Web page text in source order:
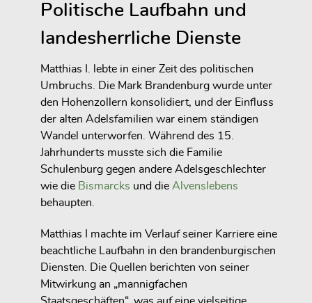
Politische Laufbahn und
landesherrliche Dienste
Matthias I. lebte in einer Zeit des politischen
Umbruchs. Die Mark Brandenburg wurde unter
den Hohenzollern konsolidiert, und der Einfluss
der alten Adelsfamilien war einem ständigen
Wandel unterworfen. Während des 15.
Jahrhunderts musste sich die Familie
Schulenburg gegen andere Adelsgeschlechter
wie die Bismarcks und die Alvenslebens
behaupten.
Matthias I machte im Verlauf seiner Karriere eine
beachtliche Laufbahn in den brandenburgischen
Diensten. Die Quellen berichten von seiner
Mitwirkung an „mannigfachen